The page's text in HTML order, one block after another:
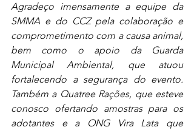
Agradeço imensamente a equipe da
SMMA e do CCZ pela colaboração e
comprometimento com a causa animal,
bem como o apoio da Guarda
Municipal Ambiental, que atuou
fortalecendo a segurança do evento.
Também a Quatree Rações, que esteve
conosco ofertando amostras para os
adotantes e a ONG Vira Lata que